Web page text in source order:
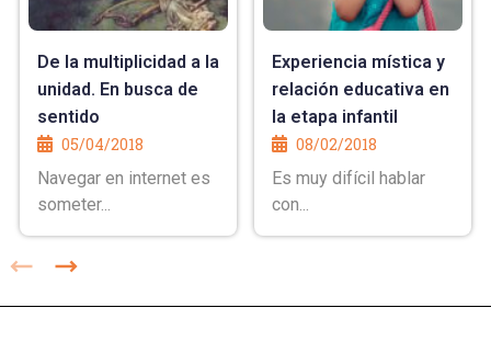
De la multiplicidad a la
unidad. En busca de
sentido
05/04/2018
Navegar en internet es
someter...
Experiencia mística y
relación educativa en
la etapa infantil
08/02/2018
Es muy difícil hablar
con...